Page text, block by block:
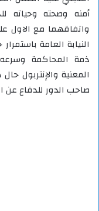
أمنه وصحته وحياته
واتفاقهما مع الاول
النيابة العامة
ذمة المحاكمة
المعنية والإنتربول
صاحب الدور للدفاع عن